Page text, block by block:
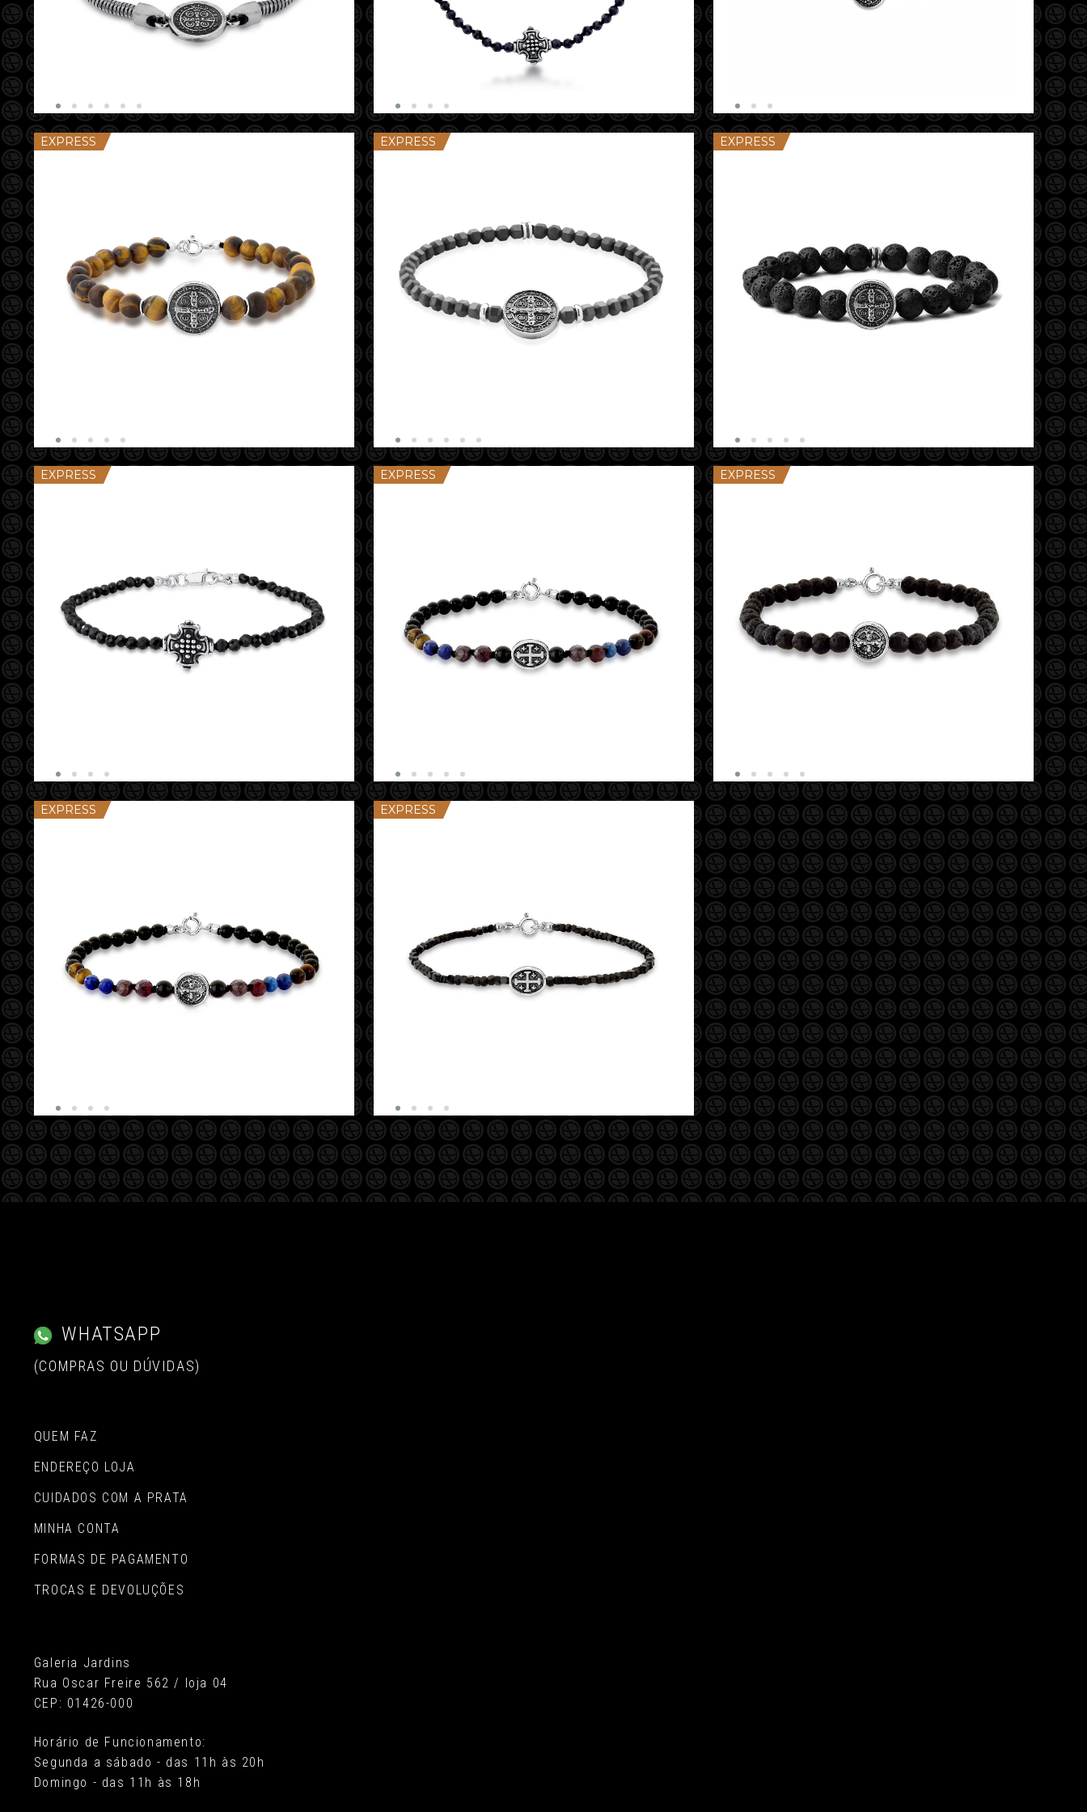
EXPRESS EXPRESS EXPRESS
EXPRESS EXPRESS EXPRESS
EXPRESS EXPRESS
WHATSAPP
(COMPRAS OU DÚVIDAS)
QUEM FAZ
ENDEREÇO LOJA
CUIDADOS COM A PRATA
MINHA CONTA
FORMAS DE PAGAMENTO
TROCAS E DEVOLUÇÕES
Galeria Jardins
Rua Oscar Freire 562 / loja 04
CEP: 01426-000
Horário de Funcionamento:
Segunda a sábado - das 11h às 20h
Domingo - das 11h às 18h